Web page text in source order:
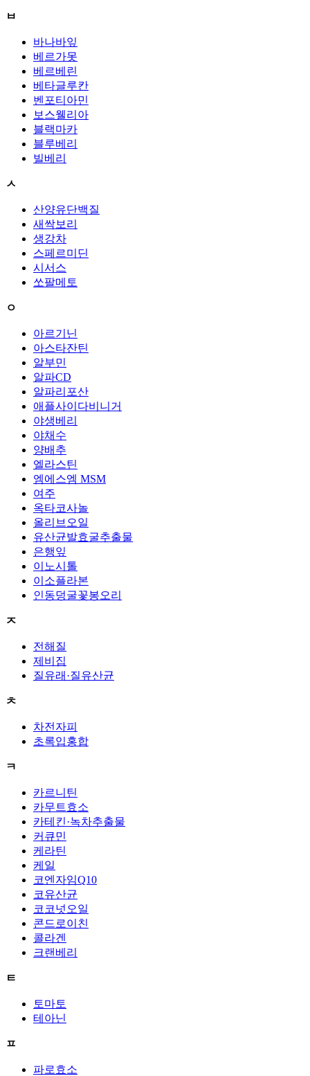
ㅂ
바나바잎
베르가못
베르베린
베타글루칸
벤포티아민
보스웰리아
블랙마카
블루베리
빌베리
ㅅ
산양유단백질
새싹보리
생강차
스페르미딘
시서스
쏘팔메토
ㅇ
아르기닌
아스타잔틴
알부민
알파CD
알파리포산
애플사이다비니거
야생베리
야채수
양배추
엘라스틴
엠에스엠 MSM
여주
옥타코사놀
올리브오일
유산균발효굴추출물
은행잎
이노시톨
이소플라본
인동덩굴꽃봉오리
ㅈ
전해질
제비집
질유래·질유산균
ㅊ
차전자피
초록입홍합
ㅋ
카르니틴
카무트효소
카테킨·녹차추출물
커큐민
케라틴
케일
코엔자임Q10
코유산균
코코넛오일
콘드로이친
콜라겐
크랜베리
ㅌ
토마토
테아닌
ㅍ
파로효소